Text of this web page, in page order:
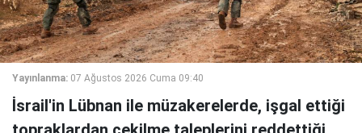
Yayınlanma: 07 Ağustos 2026 Cuma 09:40
İsrail'in Lübnan ile müzakerelerde, işgal ettiği